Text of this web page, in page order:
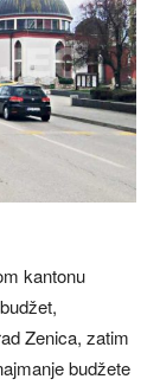
kantonu
Zenica, zatim
budžete